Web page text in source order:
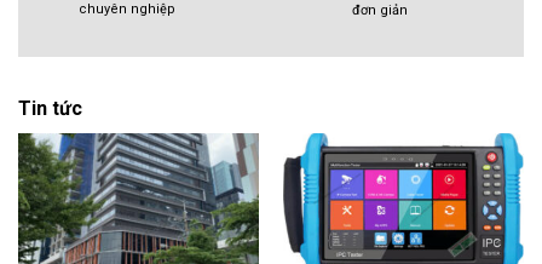
chuyên nghiệp
đơn giản
Tin tức